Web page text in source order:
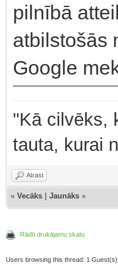
pilnībā
atbilstošās
Google
"Kā cilvēks,
tauta, kurai
Atrast
« Vecāks Jaunāks »
Rādīt drukājamu skatu
Users browsing this thread: 1 Guest(s)